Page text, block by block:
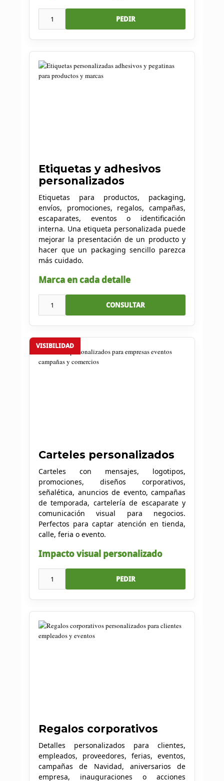
1 PEDIR
Etiquetas y adhesivos
personalizados
Etiquetas para productos, packaging,
envíos, promociones, regalos, campañas,
escaparates, eventos o identificación
interna. Una etiqueta personalizada puede
mejorar la presentación de un producto y
hacer que un packaging sencillo parezca
más cuidado.
Marca en cada detalle
1 CONSULTAR
VISIBILIDAD
Carteles personalizados
Carteles con mensajes, logotipos,
promociones, diseños corporativos,
señalética, anuncios de evento, campañas
de temporada, cartelería de escaparate y
comunicación visual para negocios.
Perfectos para captar atención en tienda,
calle, feria o evento.
Impacto visual personalizado
1 PEDIR
Regalos corporativos
Detalles personalizados para clientes,
empleados, proveedores, ferias, eventos,
campañas de Navidad, aniversarios de
empresa, inauguraciones o acciones